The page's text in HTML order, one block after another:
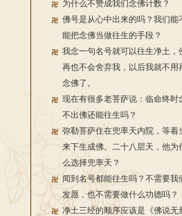
为什么不赞成我们念佛计数？
佛号是从心中出来的吗？我们能
能把念佛当做往生的手段？
我念一句名号就可以往生净土，
再也不会舍弃我，以后我就不用
念佛了。
现在有很多老菩萨说：临命终时
不出佛还能往生吗？
弥勒菩萨住在兜率天内院，等着
来下生成佛。二十八层天，他为
么选择兜率天？
闻到名号都能往生吗？不需要我
发愿，也不需要做什么功德吗？
净土三经的顺序应该是《佛说无